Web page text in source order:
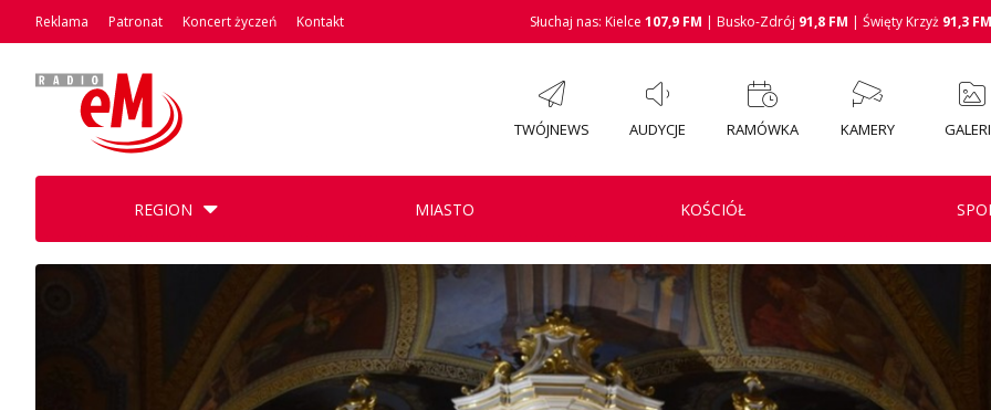
Reklama Patronat Koncert życzeń Kontakt Słuchaj nas: Kielce 107,9 FM | Busko-Zdrój 91,8 FM | Święty Krzyż 91,3 FM
TWÓJNEWS AUDYCJE RAMÓWKA KAMERY
REGION MIASTO KOŚCIÓŁ